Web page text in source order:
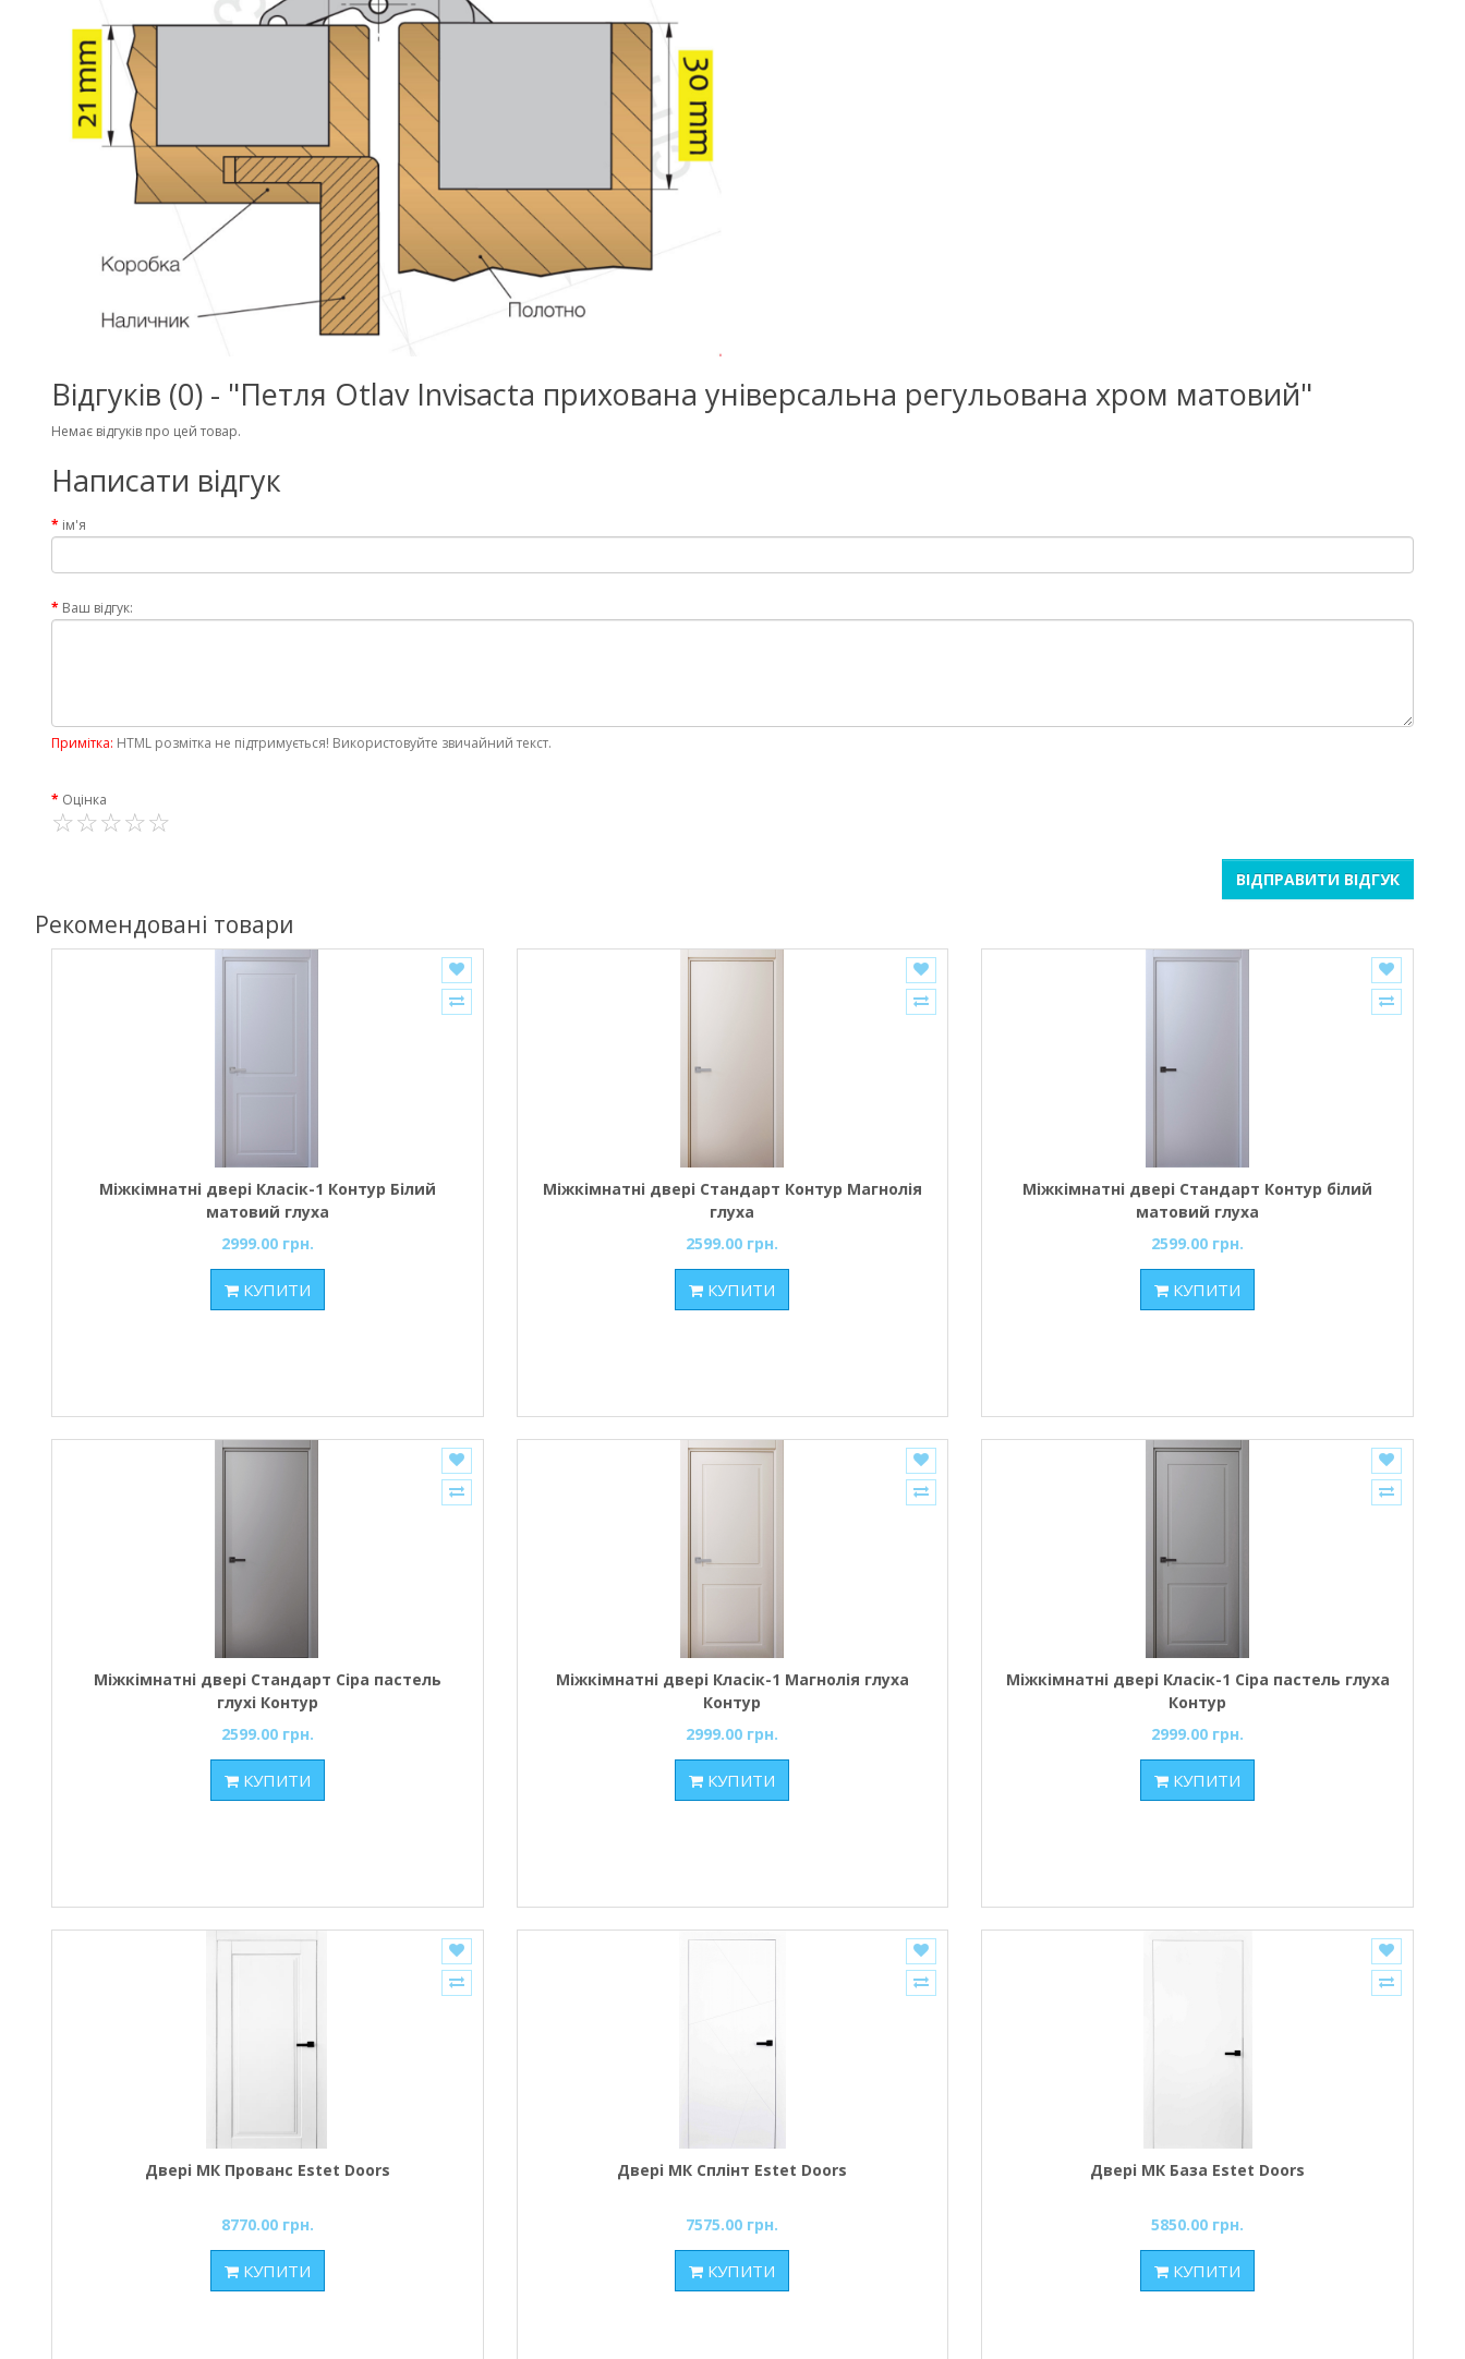
Відгуків (0) - "Петля Otlav Invisacta прихована універсальна регульована хром матовий"
Немає відгуків про цей товар.
Написати відгук
ім'я
Ваш відгук:
Примітка: HTML розмітка не підтримується! Використовуйте звичайний текст.
Оцінка
ВІДПРАВИТИ ВІДГУК
Рекомендовані товари
Міжкімнатні двері Класік-1 Контур Білий
матовий глуха
2999.00 грн.
КУПИТИ
Міжкімнатні двері Стандарт Контур Магнолія
глуха
2599.00 грн.
КУПИТИ
Міжкімнатні двері Стандарт Контур білий
матовий глуха
2599.00 грн.
КУПИТИ
Міжкімнатні двері Стандарт Сіра пастель
глухі Контур
2599.00 грн.
КУПИТИ
Міжкімнатні двері Класік-1 Магнолія глуха
Контур
2999.00 грн.
КУПИТИ
Міжкімнатні двері Класік-1 Сіра пастель глуха
Контур
2999.00 грн.
КУПИТИ
Двері МК Прованс Estet Doors
8770.00 грн.
КУПИТИ
Двері МК Сплінт Estet Doors
7575.00 грн.
КУПИТИ
Двері МК База Estet Doors
5850.00 грн.
КУПИТИ